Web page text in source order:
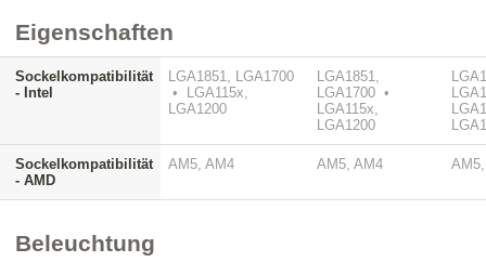
Eigenschaften
Sockelkompatibilität
- Intel
LGA1851, LGA1700
• LGA115x,
LGA1200
LGA1851,
LGA1700 •
LGA115x,
LGA1200
Sockelkompatibilität
- AMD
AM5, AM4 AM5, AM4
Beleuchtung